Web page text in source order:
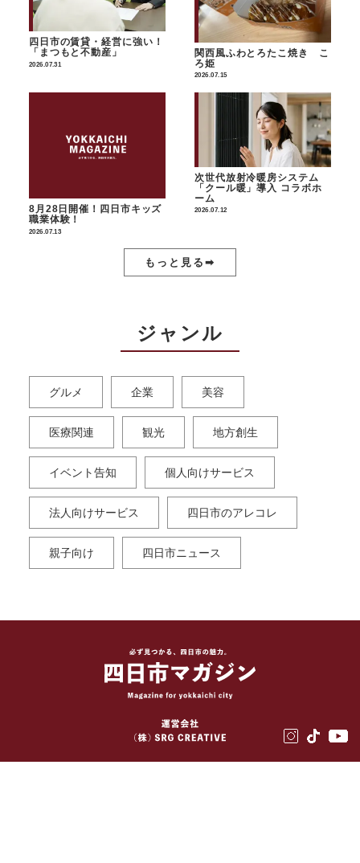
四日市の賃貸・経営に強い！
「まつもと不動産」
2026.07.31
関西風ふわとろたこ焼き こ
ろ姫
2026.07.15
8月28日開催！四日市キッズ
職業体験！
2026.07.13
次世代放射冷暖房システム
「クール暖」導入 コラボホ
ーム
2026.07.12
もっと見る➡︎
ジャンル
グルメ 企業 美容
医療関連 観光 地方創生
イベント告知 個人向けサービス
法人向けサービス 四日市のアレコレ
親子向け 四日市ニュース